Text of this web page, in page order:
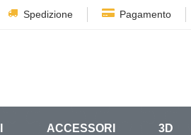
Spedizione Pagamento
ACCESSORI 3D